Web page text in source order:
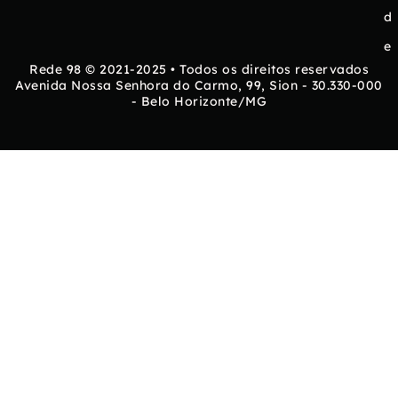
d
e
Rede 98 © 2021-2025 • Todos os direitos reservados
Avenida Nossa Senhora do Carmo, 99, Sion - 30.330-000
- Belo Horizonte/MG